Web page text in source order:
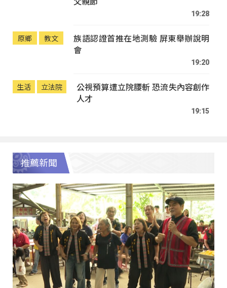
19:28
原鄉 教文
族語認證首推在地測驗 屏東舉辦說明
會
19:20
生活 立法院
公視預算遭立院腰斬 恐流失內容創作
人才
19:15
推薦新聞